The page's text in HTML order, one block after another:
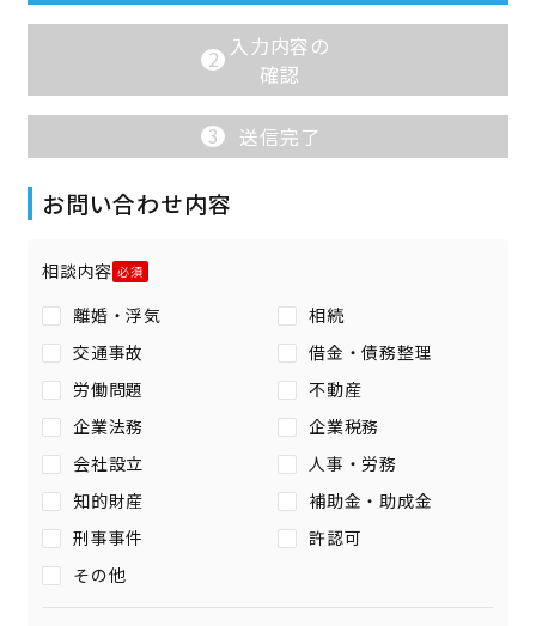
2 入力内容の
確認
3 送信完了
お問い合わせ内容
相談内容
離婚・浮気
相続
交通事故
借金・債務整理
労働問題
不動産
企業法務
企業税務
会社設立
人事・労務
知的財産
補助金・助成金
刑事事件
許認可
その他